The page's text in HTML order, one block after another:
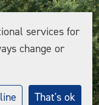
services for
change or
That's ok